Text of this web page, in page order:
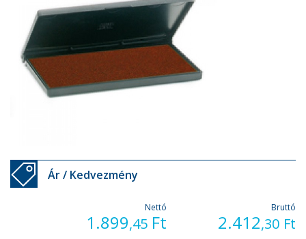
Ár / Kedvezmény
Nettó
1.899,45 Ft
Bruttó
2.412,30 Ft